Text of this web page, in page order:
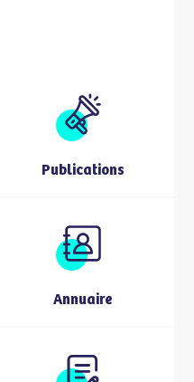
Publications
Annuaire